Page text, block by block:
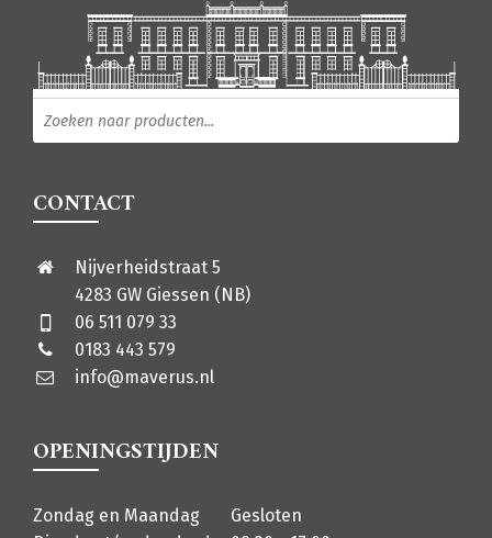
Producten zoeken
CONTACT
Nijverheidstraat 5
4283 GW Giessen (NB)
06 511 079 33
0183 443 579
info@maverus.nl
OPENINGSTIJDEN
Zondag en Maandag
Gesloten